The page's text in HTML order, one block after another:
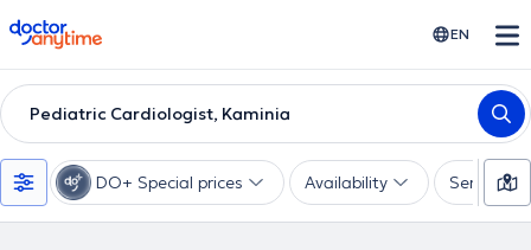
doctoranytime EN
Pediatric Cardiologist, Kaminia
DO+ Special prices Availability Services